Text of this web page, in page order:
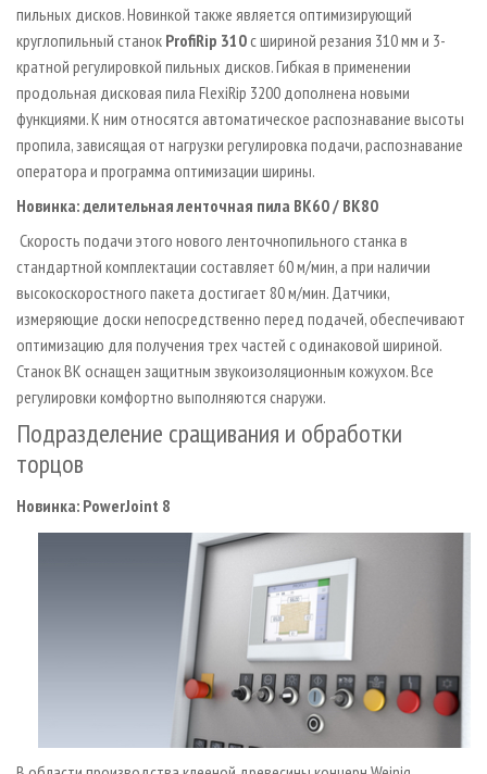
пильных дисков. Новинкой также является оптимизирующий
круглопильный станок ProfiRip 310 с шириной резания 310 мм и 3-
кратной регулировкой пильных дисков. Гибкая в применении
продольная дисковая пила FlexiRip 3200 дополнена новыми
функциями. К ним относятся автоматическое распознавание высоты
пропила, зависящая от нагрузки регулировка подачи, распознавание
оператора и программа оптимизации ширины.
Новинка: делительная ленточная пила BK60 / BK80
Скорость подачи этого нового ленточнопильного станка в
стандартной комплектации составляет 60 м/мин, а при наличии
высокоскоростного пакета достигает 80 м/мин. Датчики,
измеряющие доски непосредственно перед подачей, обеспечивают
оптимизацию для получения трех частей с одинаковой шириной.
Станок BK оснащен защитным звукоизоляционным кожухом. Все
регулировки комфортно выполняются снаружи.
Подразделение сращивания и обработки
торцов
Новинка: PowerJoint 8